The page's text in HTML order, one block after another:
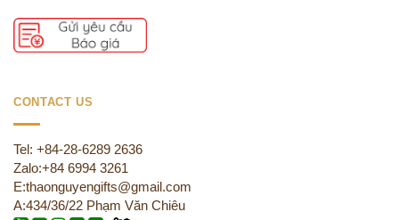
CONTACT US
Tel: +84-28-6289 2636
Zalo:+84 6994 3261
E:thaonguyengifts@gmail.com
A:434/36/22 Phạm Văn Chiêu